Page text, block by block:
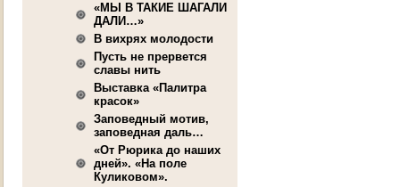
«МЫ В ТАКИЕ ШАГАЛИ
ДАЛИ…»
В вихрях молодости
Пусть не прервется
славы нить
Выставка «Палитра
красок»
Заповедный мотив,
заповедная даль…
«От Рюрика до наших
дней». «На поле
Куликовом».